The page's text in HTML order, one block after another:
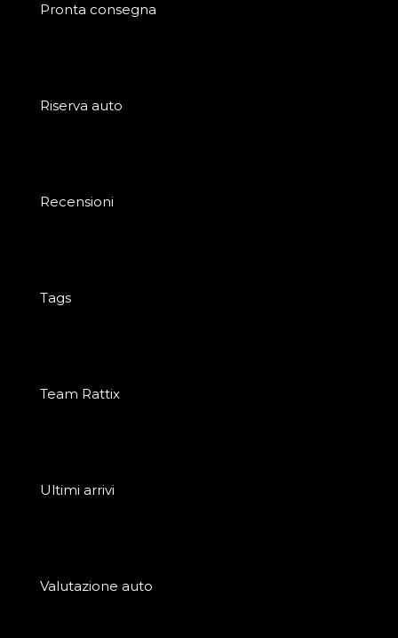
Pronta consegna
Riserva auto
Recensioni
Tags
Team Rattix
Ultimi arrivi
Valutazione auto